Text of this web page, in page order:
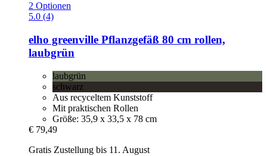
2 Optionen
5.0 (4)
elho greenville Pflanzgefäß 80 cm rollen,
laubgrün
laubgrün
schwarz
Aus recyceltem Kunststoff
Mit praktischen Rollen
Größe: 35,9 x 33,5 x 78 cm
€ 79,49
Gratis Zustellung bis 11. August